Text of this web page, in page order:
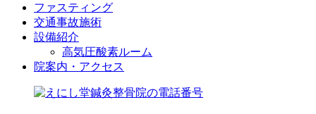
ファスティング
交通事故施術
設備紹介
高気圧酸素ルーム
院案内・アクセス